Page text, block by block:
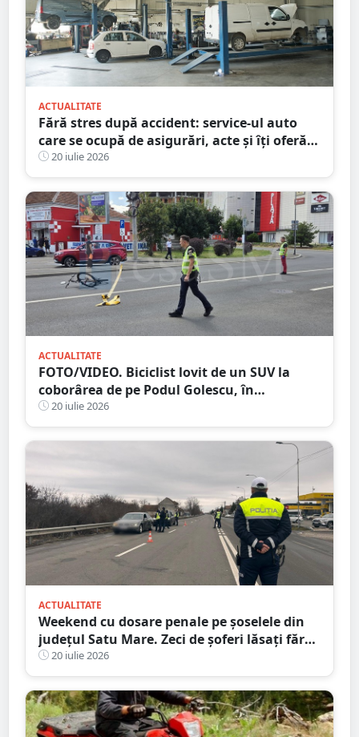
ACTUALITATE
Fără stres după accident: service-ul auto
care se ocupă de asigurări, acte și îți oferă
mașină la schimb
20 iulie 2026
ACTUALITATE
FOTO/VIDEO. Biciclist lovit de un SUV la
coborârea de pe Podul Golescu, în
municipiul Satu Mare. Șoferul: ”Pur și
simplu nu l-am văzut”
20 iulie 2026
ACTUALITATE
Weekend cu dosare penale pe șoselele din
județul Satu Mare. Zeci de șoferi lăsați fără
permise
20 iulie 2026